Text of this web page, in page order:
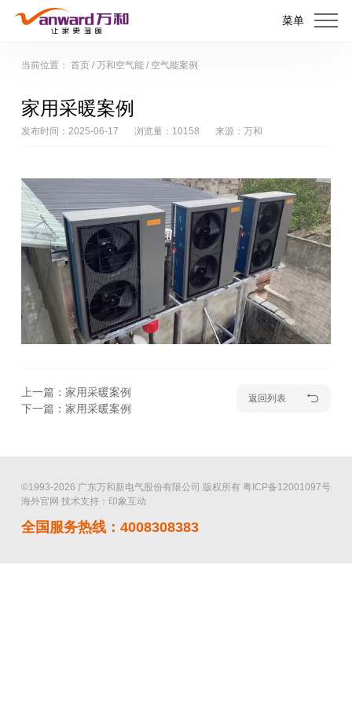
菜单
当前位置： 首页/ 万和空气能/ 空气能案例
家用采暖案例
发布时间：2025-06-17 浏览量：10158 来源：万和
上一篇：家用采暖案例
下一篇：家用采暖案例
返回列表
©1993-2026 广东万和新电气股份有限公司 版权所有 粤ICP备12001097号
海外官网 技术支持：印象互动
全国服务热线：4008308383